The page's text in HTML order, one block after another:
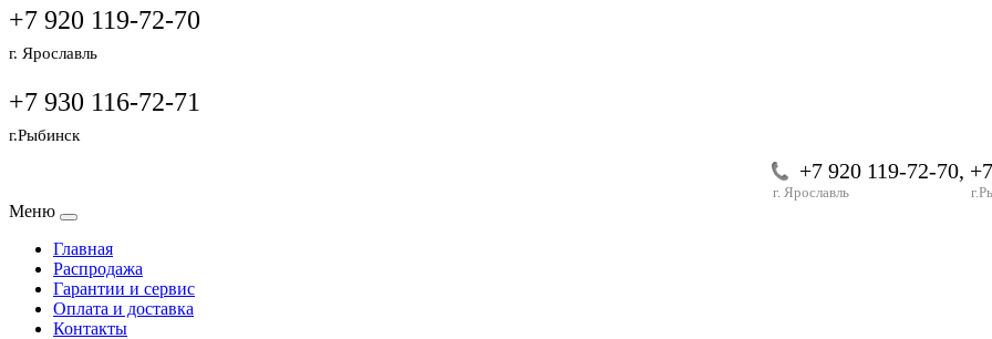
+7 920 119-72-70
г. Ярославль
+7 930 116-72-71
г.Рыбинск
+7 920 119-72-70,
г. Ярославль
Меню
Главная
Распродажа
Гарантии и сервис
Оплата и доставка
Контакты